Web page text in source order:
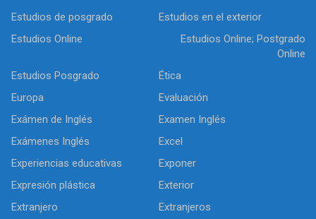
Estudios de posgrado
Estudios en el exterior
Estudios Online
Estudios Online; Postgrado
Online
Estudios Posgrado
Ética
Europa
Evaluación
Exámen de Inglés
Examen Inglés
Exámenes Inglés
Excel
Experiencias educativas
Exponer
Expresión plástica
Exterior
Extranjero
Extranjeros